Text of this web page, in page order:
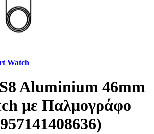
Watch
Aluminium 46mm
με Παλμογράφο